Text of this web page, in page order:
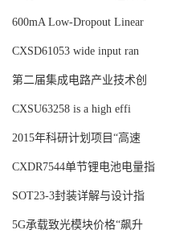
600mA Low-Dropout Linear
CXSD61053 wide input ran
第二届集成电路产业技术创
CXSU63258 is a high effi
2015年科研计划项目“高速
CXDR7544单节锂电池电量指
SOT23-3封装详解与设计指
5G承载致光模块价格“飙升